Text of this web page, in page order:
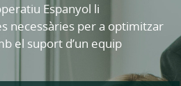
Espanyol li
necessàries per a optimitzar
el suport d’un equip